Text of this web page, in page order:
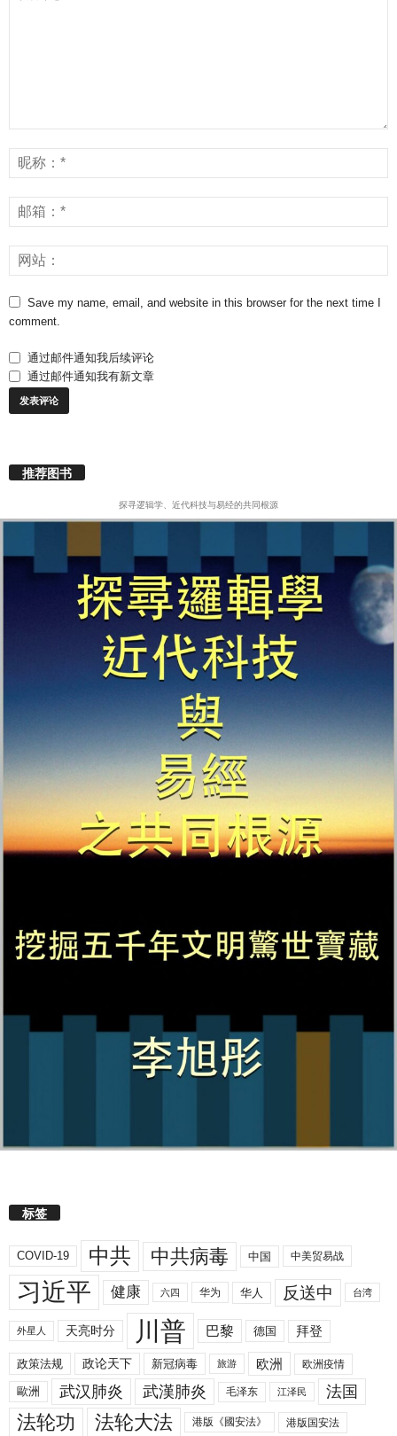
Save my name, email, and website in this browser for the next time I
comment.
通过邮件通知我后续评论
通过邮件通知我有新文章
推荐图书
探寻逻辑学、近代科技与易经的共同根源
标签
COVID-19 中共 中共病毒 中国 中美贸易战
习近平 健康 六四 华为 华人 反送中 台湾
外星人 天亮时分 川普 巴黎 德国 拜登
政策法规 政论天下 新冠病毒 旅游 欧洲 欧洲疫情
歐洲 武汉肺炎 武漢肺炎 毛泽东 江泽民 法国
法轮功 法轮大法 港版《國安法》 港版国安法